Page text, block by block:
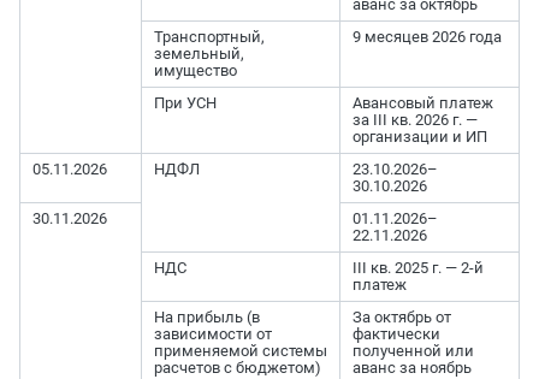
аванс за октябрь
Транспортный,
земельный,
имущество
9 месяцев 2026 года
При УСН
Авансовый платеж
за III кв. 2026 г. —
организации и ИП
05.11.2026
НДФЛ
23.10.2026–
30.10.2026
30.11.2026
01.11.2026–
22.11.2026
НДС
III кв. 2025 г. — 2-й
платеж
На прибыль (в
зависимости от
применяемой системы
расчетов с бюджетом)
За октябрь от
фактически
полученной или
аванс за ноябрь